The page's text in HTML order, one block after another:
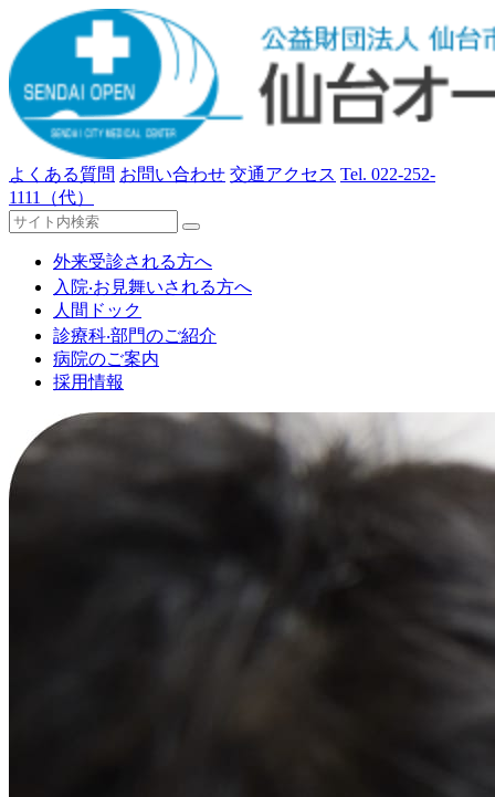
よくある質問 お問い合わせ 交通アクセス Tel. 022-252-
1111
（代）
外来受診される⽅へ
⼊院‧お⾒舞いされる⽅へ
人間ドック
診療科‧部⾨のご紹介
病院のご案内
採用情報